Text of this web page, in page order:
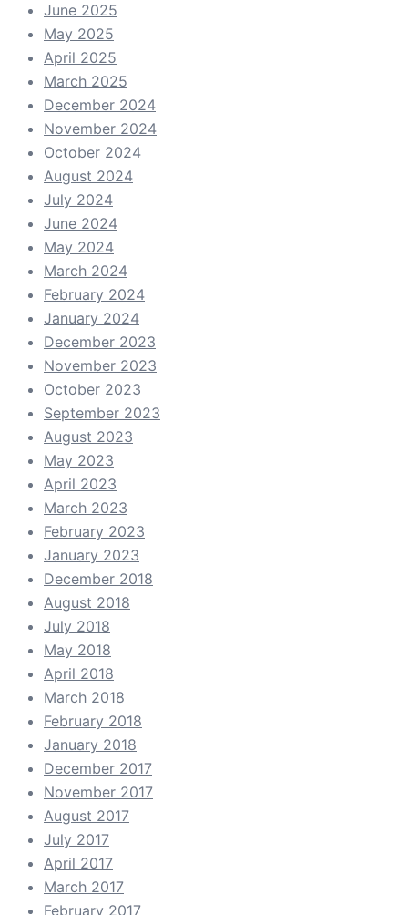
June 2025
May 2025
April 2025
March 2025
December 2024
November 2024
October 2024
August 2024
July 2024
June 2024
May 2024
March 2024
February 2024
January 2024
December 2023
November 2023
October 2023
September 2023
August 2023
May 2023
April 2023
March 2023
February 2023
January 2023
December 2018
August 2018
July 2018
May 2018
April 2018
March 2018
February 2018
January 2018
December 2017
November 2017
August 2017
July 2017
April 2017
March 2017
February 2017